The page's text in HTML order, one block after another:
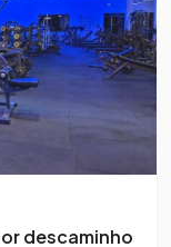
descaminho